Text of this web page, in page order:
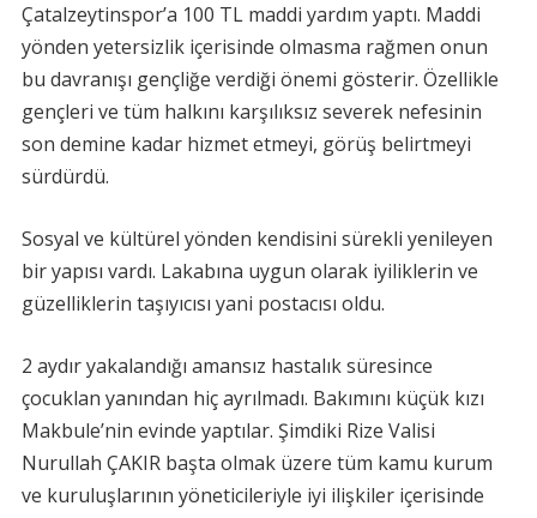
Çatalzeytinspor’a 100 TL maddi yardım yaptı. Maddi
yönden yetersizlik içerisinde olmasma rağmen onun
bu davranışı gençliğe verdiği önemi gösterir. Özellikle
gençleri ve tüm halkını karşılıksız severek nefesinin
son demine kadar hizmet etmeyi, görüş belirtmeyi
sürdürdü.
Sosyal ve kültürel yönden kendisini sürekli yenileyen
bir yapısı vardı. Lakabına uygun olarak iyiliklerin ve
güzelliklerin taşıyıcısı yani postacısı oldu.
2 aydır yakalandığı amansız hastalık süresince
çocuklan yanından hiç ayrılmadı. Bakımını küçük kızı
Makbule’nin evinde yaptılar. Şimdiki Rize Valisi
Nurullah ÇAKIR başta olmak üzere tüm kamu kurum
ve kuruluşlarının yöneticileriyle iyi ilişkiler içerisinde